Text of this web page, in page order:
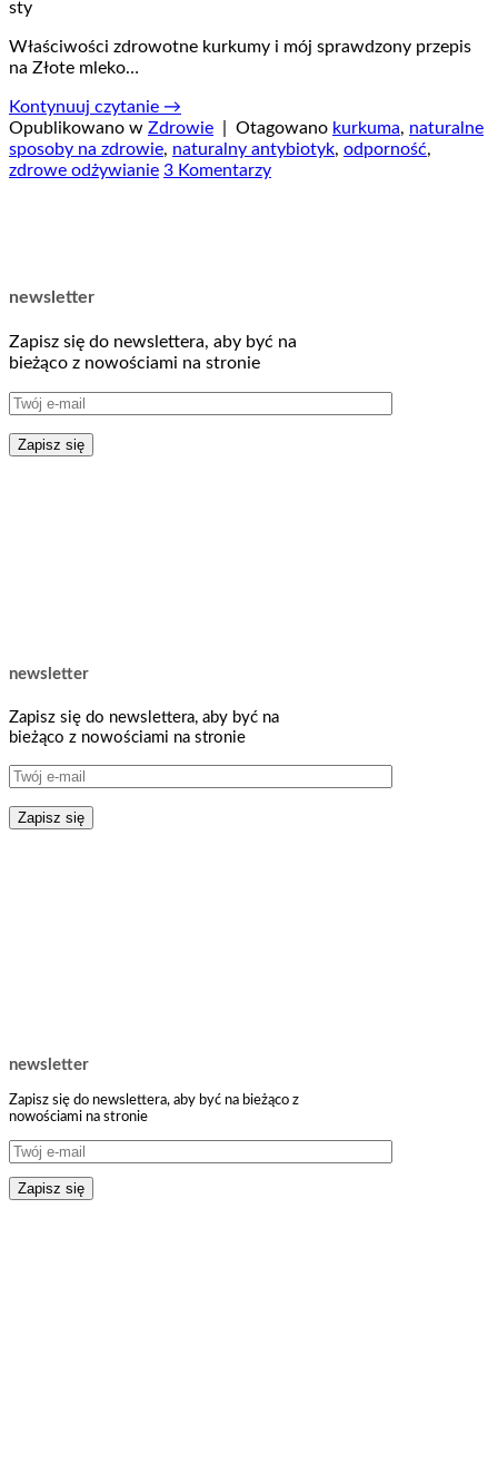
sty
Właściwości zdrowotne kurkumy i mój sprawdzony przepis
na Złote mleko…
Kontynuuj czytanie →
Opublikowano w Zdrowie Otagowano kurkuma, naturalne
sposoby na zdrowie, naturalny antybiotyk, odporność,
zdrowe odżywianie 3 Komentarzy
newsletter
Zapisz się do newslettera, aby być na
bieżąco z nowościami na stronie
newsletter
Zapisz się do newslettera, aby być na
bieżąco z nowościami na stronie
newsletter
Zapisz się do newslettera, aby być na bieżąco z
nowościami na stronie